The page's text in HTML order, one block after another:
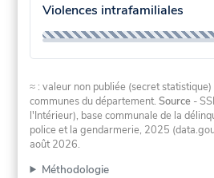
Violences intrafamiliales
≈ : valeur non publiée (secret
communes du département.Source -
l'Intérieur), base communale de la
police et la gendarmerie, 2025
août 2026.
Méthodologie